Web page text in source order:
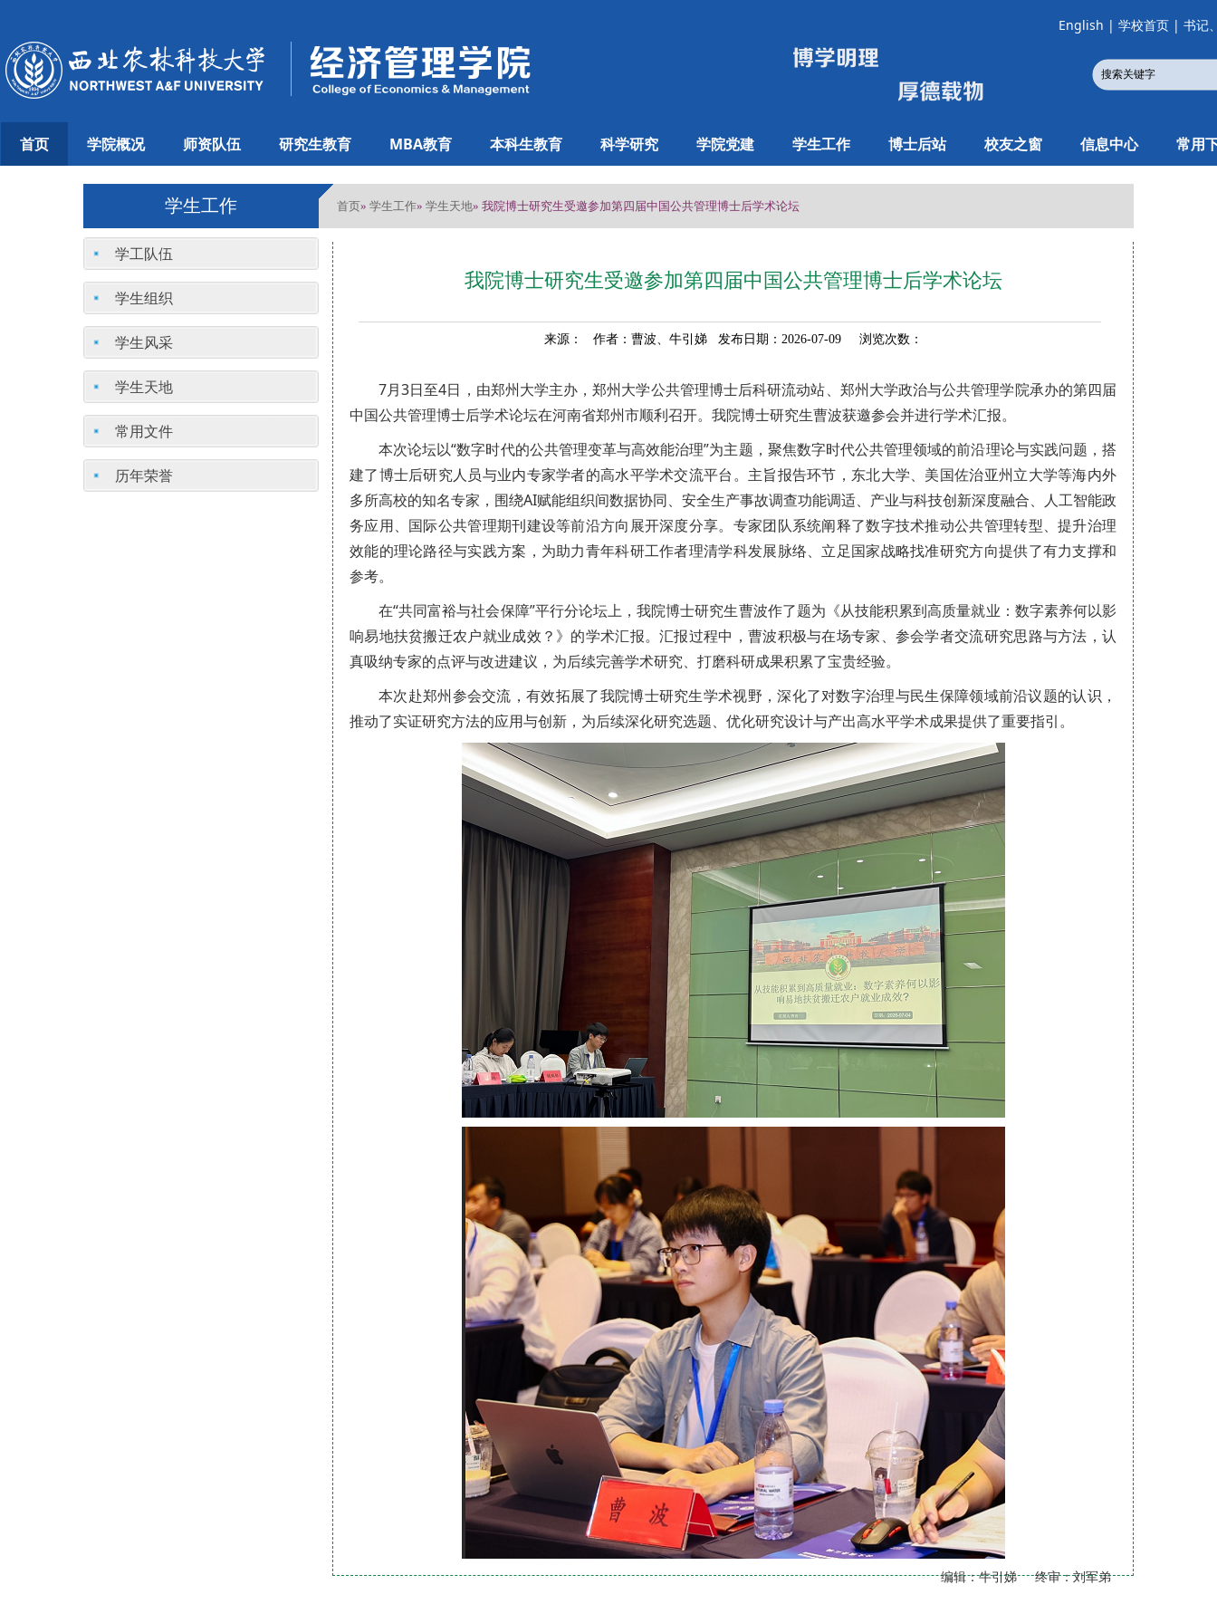
English | 学校首页 | 书记
首页 学院概况 师资队伍 研究生教育 MBA教育 本科生教育 科学研究 学院党建 学生工作 博士后站 校友之窗 信息中心 常用
学生工作 首页» 学生工作» 学生天地» 我院博士研究生受邀参加第四届中国公共管理博士后学术论坛
学工队伍
学生组织
学生风采
学生天地
常用文件
历年荣誉
我院博士研究生受邀参加第四届中国公共管理博士后学术论坛
来源： 作者：曹波、牛引娣 发布日期：2026-07-09 浏览次数：
7月3日至4日，由郑州大学主办，郑州大学公共管理博士后科研流动站、郑州大学政治与公共管理学院承办的第四届
中国公共管理博士后学术论坛在河南省郑州市顺利召开。我院博士研究生曹波获邀参会并进行学术汇报。
本次论坛以“数字时代的公共管理变革与高效能治理”为主题，聚焦数字时代公共管理领域的前沿理论与实践问题，搭
建了博士后研究人员与业内专家学者的高水平学术交流平台。主旨报告环节，东北大学、美国佐治亚州立大学等海内外
多所高校的知名专家，围绕AI赋能组织间数据协同、安全生产事故调查功能调适、产业与科技创新深度融合、人工智能政
务应用、国际公共管理期刊建设等前沿方向展开深度分享。专家团队系统阐释了数字技术推动公共管理转型、提升治理
效能的理论路径与实践方案，为助力青年科研工作者理清学科发展脉络、立足国家战略找准研究方向提供了有力支撑和
参考。
在“共同富裕与社会保障”平行分论坛上，我院博士研究生曹波作了题为《从技能积累到高质量就业：数字素养何以影
响易地扶贫搬迁农户就业成效？》的学术汇报。汇报过程中，曹波积极与在场专家、参会学者交流研究思路与方法，认
真吸纳专家的点评与改进建议，为后续完善学术研究、打磨科研成果积累了宝贵经验。
本次赴郑州参会交流，有效拓展了我院博士研究生学术视野，深化了对数字治理与民生保障领域前沿议题的认识，
推动了实证研究方法的应用与创新，为后续深化研究选题、优化研究设计与产出高水平学术成果提供了重要指引。
编辑：牛引娣 终审：刘军弟